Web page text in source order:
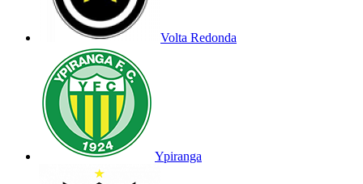
Volta Redonda
Ypiranga